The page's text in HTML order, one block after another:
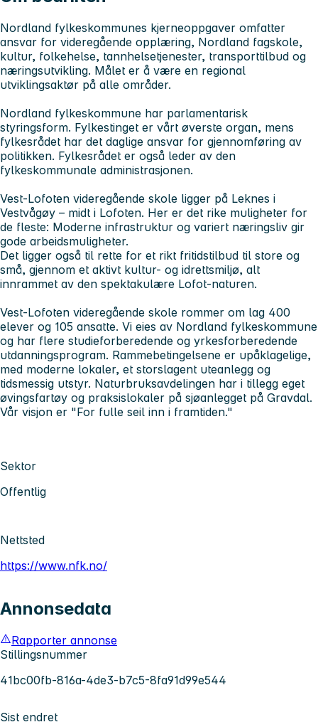
Nordland fylkeskommunes kjerneoppgaver omfatter
ansvar for videregående opplæring, Nordland fagskole,
kultur, folkehelse, tannhelsetjenester, transporttilbud og
næringsutvikling. Målet er å være en regional
utviklingsaktør på alle områder.
Nordland fylkeskommune har parlamentarisk
styringsform. Fylkestinget er vårt øverste organ, mens
fylkesrådet har det daglige ansvar for gjennomføring av
politikken. Fylkesrådet er også leder av den
fylkeskommunale administrasjonen.
Vest-Lofoten videregående skole ligger på Leknes i
Vestvågøy – midt i Lofoten. Her er det rike muligheter for
de fleste: Moderne infrastruktur og variert næringsliv gir
gode arbeidsmuligheter.
Det ligger også til rette for et rikt fritidstilbud til store og
små, gjennom et aktivt kultur- og idrettsmiljø, alt
innrammet av den spektakulære Lofot-naturen.
Vest-Lofoten videregående skole rommer om lag 400
elever og 105 ansatte. Vi eies av Nordland fylkeskommune
og har flere studieforberedende og yrkesforberedende
utdanningsprogram. Rammebetingelsene er upåklagelige,
med moderne lokaler, et storslagent uteanlegg og
tidsmessig utstyr. Naturbruksavdelingen har i tillegg eget
øvingsfartøy og praksislokaler på sjøanlegget på Gravdal.
Vår visjon er "For fulle seil inn i framtiden."
Sektor
Offentlig
Nettsted
https://www.nfk.no/
Annonsedata
Rapporter annonse
Stillingsnummer
41bc00fb-816a-4de3-b7c5-8fa91d99e544
Sist endret